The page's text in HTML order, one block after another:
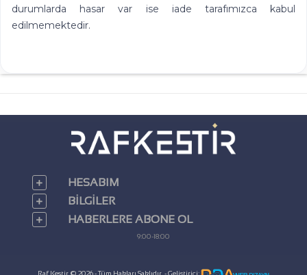
durumlarda hasar var ise iade tarafımızca kabul
edilmemektedir.
HESABIM
BILGILER
HABERLERE ABONE OL
9:00-18:00
Raf Kestir © 2026 - Tüm Hakları Saklıdır. - Geliştirici: